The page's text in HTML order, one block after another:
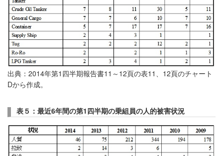
出典：2014年第1四半期報告書11～12頁の表11、12頁のチャート
Dから作成。
表５：最近6年間の第1四半期の乗組員の人的被害状況